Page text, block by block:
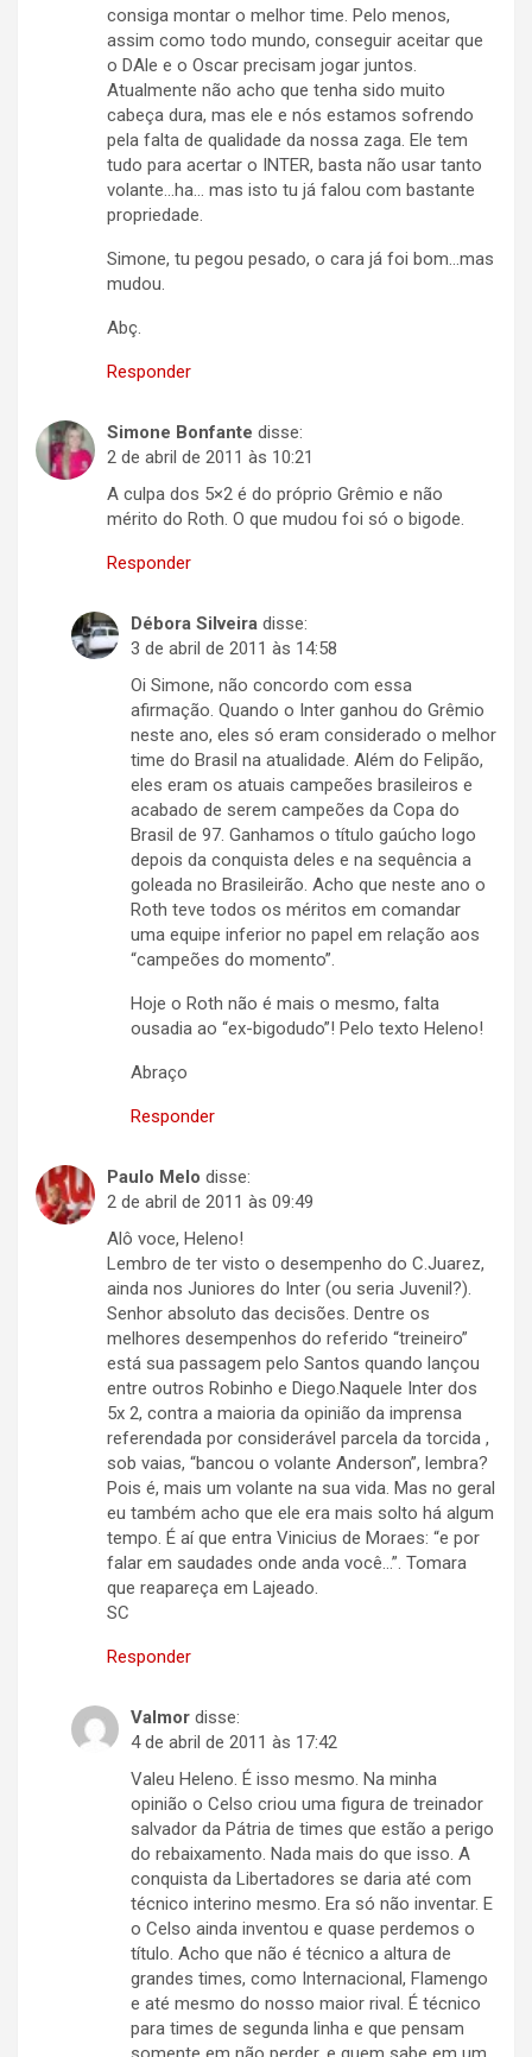
consiga montar o melhor time. Pelo menos,
assim como todo mundo, conseguir aceitar que
o DAle e o Oscar precisam jogar juntos.
Atualmente não acho que tenha sido muito
cabeça dura, mas ele e nós estamos sofrendo
pela falta de qualidade da nossa zaga. Ele tem
tudo para acertar o INTER, basta não usar tanto
volante…ha… mas isto tu já falou com bastante
propriedade.
Simone, tu pegou pesado, o cara já foi bom…mas
mudou.
Abç.
Responder
Simone Bonfante disse:
2 de abril de 2011 às 10:21
A culpa dos 5×2 é do próprio Grêmio e não
mérito do Roth. O que mudou foi só o bigode.
Responder
Débora Silveira disse:
3 de abril de 2011 às 14:58
Oi Simone, não concordo com essa
afirmação. Quando o Inter ganhou do Grêmio
neste ano, eles só eram considerado o melhor
time do Brasil na atualidade. Além do Felipão,
eles eram os atuais campeões brasileiros e
acabado de serem campeões da Copa do
Brasil de 97. Ganhamos o título gaúcho logo
depois da conquista deles e na sequência a
goleada no Brasileirão. Acho que neste ano o
Roth teve todos os méritos em comandar
uma equipe inferior no papel em relação aos
“campeões do momento”.
Hoje o Roth não é mais o mesmo, falta
ousadia ao “ex-bigodudo”! Pelo texto Heleno!
Abraço
Responder
Paulo Melo disse:
2 de abril de 2011 às 09:49
Alô voce, Heleno!
Lembro de ter visto o desempenho do C.Juarez,
ainda nos Juniores do Inter (ou seria Juvenil?).
Senhor absoluto das decisões. Dentre os
melhores desempenhos do referido “treineiro”
está sua passagem pelo Santos quando lançou
entre outros Robinho e Diego.Naquele Inter dos
5x 2, contra a maioria da opinião da imprensa
referendada por considerável parcela da torcida ,
sob vaias, “bancou o volante Anderson”, lembra?
Pois é, mais um volante na sua vida. Mas no geral
eu também acho que ele era mais solto há algum
tempo. É aí que entra Vinicius de Moraes: “e por
falar em saudades onde anda você…”. Tomara
que reapareça em Lajeado.
SC
Responder
Valmor disse:
4 de abril de 2011 às 17:42
Valeu Heleno. É isso mesmo. Na minha
opinião o Celso criou uma figura de treinador
salvador da Pátria de times que estão a perigo
do rebaixamento. Nada mais do que isso. A
conquista da Libertadores se daria até com
técnico interino mesmo. Era só não inventar. E
o Celso ainda inventou e quase perdemos o
título. Acho que não é técnico a altura de
grandes times, como Internacional, Flamengo
e até mesmo do nosso maior rival. É técnico
para times de segunda linha e que pensam